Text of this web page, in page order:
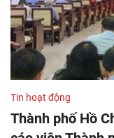
Tin hoạt động
Thành phố Hồ